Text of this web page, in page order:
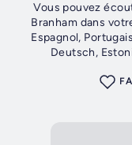
Vous pouvez
Branham dans
Espagnol,
Deutsch,